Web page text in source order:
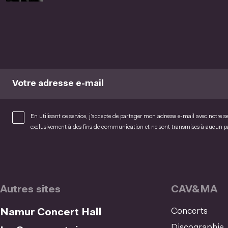
Votre adresse e-mail
En utilisant ce service, j’accepte de partager mon adresse e-mail avec notre
exclusivement à des fins de communication et ne sont transmises à aucun
Autres sites
Namur Concert Hall
CAV&MA
Concerts